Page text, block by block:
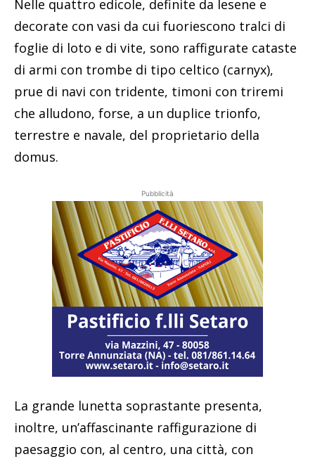
Nelle quattro edicole, definite da lesene e
decorate con vasi da cui fuoriescono tralci di
foglie di loto e di vite, sono raffigurate cataste
di armi con trombe di tipo celtico (carnyx),
prue di navi con tridente, timoni con triremi
che alludono, forse, a un duplice trionfo,
terrestre e navale, del proprietario della
domus.
Pubblicità
La grande lunetta soprastante presenta,
inoltre, un’affascinante raffigurazione di
paesaggio con, al centro, una città, con